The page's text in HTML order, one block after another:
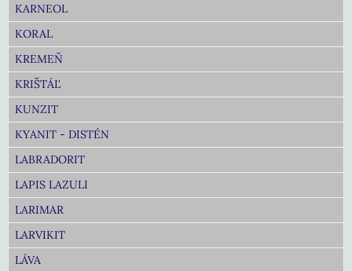
KARNEOL
KORAL
KREMEŇ
KRIŠTÁĽ
KUNZIT
KYANIT - DISTÉN
LABRADORIT
LAPIS LAZULI
LARIMAR
LARVIKIT
LÁVA